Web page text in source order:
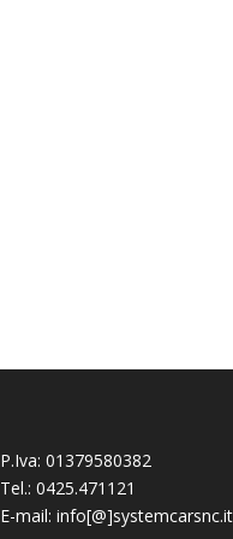
P.Iva: 01379580382
Tel.: 0425.471121
E-mail: info[@]systemcarsnc.it